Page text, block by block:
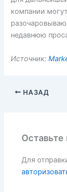
компании
недавнюю
Источник:
НАЗАД
Для